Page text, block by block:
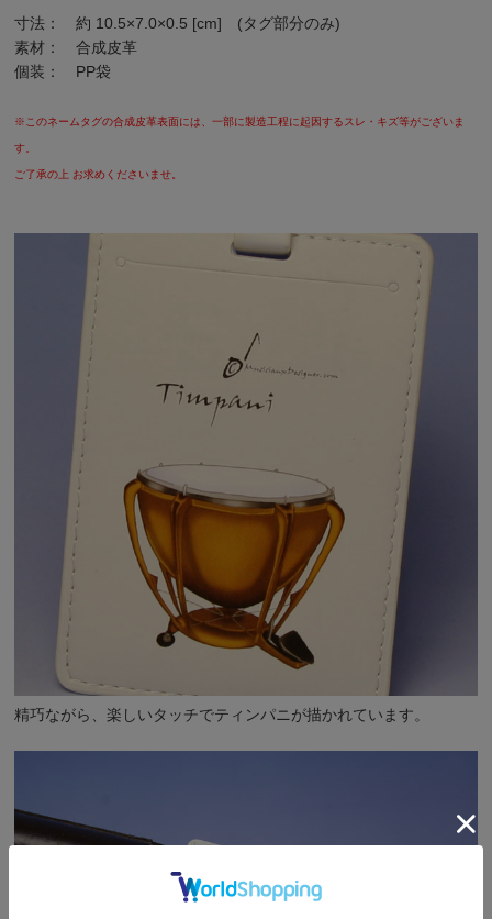
寸法： 約 10.5×7.0×0.5 [cm] (タグ部分のみ)
素材： 合成皮革
個装： PP袋
※このネームタグの合成皮革表面には、一部に製造工程に起因するスレ・キズ等がございま
す。
ご了承の上 お求めくださいませ。
精巧ながら、楽しいタッチでティンパニが描かれています。